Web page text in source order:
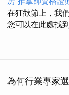
在狂歡節上，我
您可以在此處找
為何行業專家